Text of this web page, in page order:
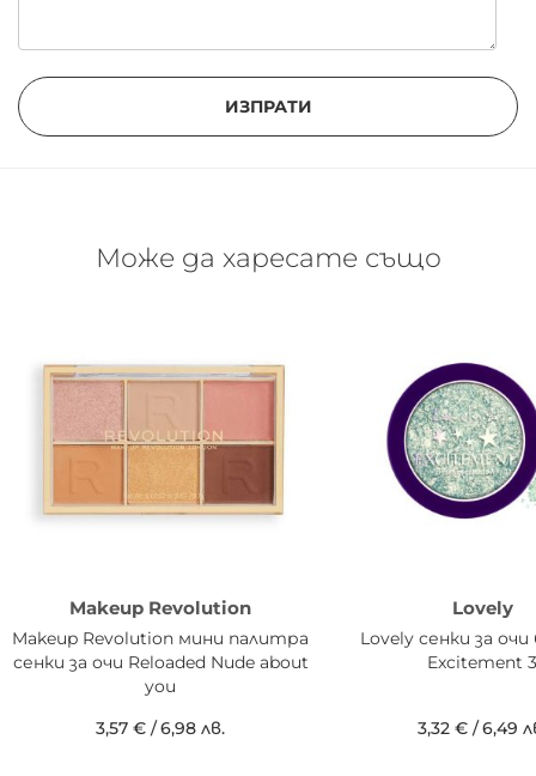
ИЗПРАТИ
Може да харесате също
Makeup Revolution
Makeup Revolution мини палитра
сенки за очи Reloaded Nude about
you
3,57 € /6,98 лв.
Lovely
Lovely сенки за
Excitement
3,32 € /6,49